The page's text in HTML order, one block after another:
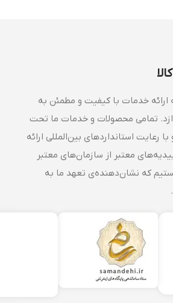
خدمات با کیفیت و مطمئن به
تمامی محصولات و خدمات ما تحت
استانداردهای بین‌المللی ارائه
معتبر از سازمان‌های معتبر
که نشان‌دهنده‌ی تعهد ما به